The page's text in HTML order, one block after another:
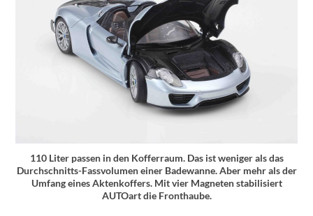
110 Liter passen in den Kofferraum. Das ist weniger als das
Durchschnitts-Fassvolumen einer Badewanne. Aber mehr als der
Umfang eines Aktenkoffers. Mit vier Magneten stabilisiert
AUTOart die Fronthaube.